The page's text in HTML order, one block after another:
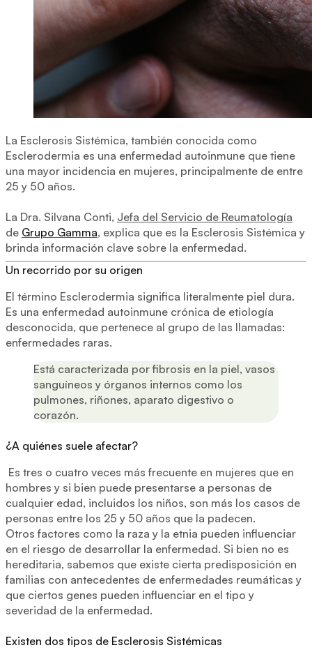
La Esclerosis Sistémica, también conocida como
Esclerodermia es una enfermedad autoinmune que tiene
una mayor incidencia en mujeres, principalmente de entre
25 y 50 años.
La Dra. Silvana Conti, Jefa del Servicio de Reumatología
de Grupo Gamma, explica que es la Esclerosis Sistémica y
brinda información clave sobre la enfermedad.
Un recorrido por su origen
El término Esclerodermia significa literalmente piel dura.
Es una enfermedad autoinmune crónica de etiología
desconocida, que pertenece al grupo de las llamadas:
enfermedades raras.
Está caracterizada por fibrosis en la piel, vasos
sanguíneos y órganos internos como los
pulmones, riñones, aparato digestivo o
corazón.
¿A quiénes suele afectar?
Es tres o cuatro veces más frecuente en mujeres que en
hombres y si bien puede presentarse a personas de
cualquier edad, incluidos los niños, son más los casos de
personas entre los 25 y 50 años que la padecen.
Otros factores como la raza y la etnia pueden influenciar
en el riesgo de desarrollar la enfermedad. Si bien no es
hereditaria, sabemos que existe cierta predisposición en
familias con antecedentes de enfermedades reumáticas y
que ciertos genes pueden influenciar en el tipo y
severidad de la enfermedad.
Existen dos tipos de Esclerosis Sistémicas